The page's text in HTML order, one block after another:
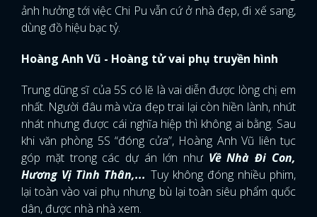
ảnh hưởng tới việc Chi Pu vẫn cứ ở nhà đẹp, đi xế sang,
dùng đồ hiệu bạc tỷ.
Hoàng Anh Vũ - Hoàng tử vai phụ truyền hình
Trung dũng sĩ của 5S có lẽ là vai diễn được lòng chị em
nhất. Người đâu mà vừa đẹp trai lại còn hiền lành, nhút
nhát nhưng được cái nghĩa hiệp thì không ai bằng. Sau
khi văn phòng 5S “đóng cửa”, Hoàng Anh Vũ liên tục
góp mặt trong các dự án lớn nhưVề Nhà Đi Con,
Hương Vị Tình Thân,... Tuy không đóng nhiều phim,
lại toàn vào vai phụ nhưng bù lại toàn siêu phẩm quốc
dân, được nhà nhà xem.